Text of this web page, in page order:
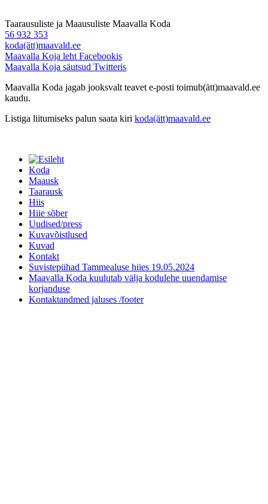
Taarausuliste ja Maausuliste Maavalla Koda
56 932 353
koda(ätt)maavald.ee
Maavalla Koja leht Facebookis
Maavalla Koja säutsud Twitteris
Maavalla Koda jagab jooksvalt teavet e-posti toimub(ätt)maavald.ee
kaudu.
Listiga liitumiseks palun saata kiri koda(ätt)maavald.ee
Koda
Maausk
Taarausk
Hiis
Hiie sõber
Uudised/press
Kuvavõistlused
Kuvad
Kontakt
Suvistepühad Tammealuse hiies 19.05.2024
Maavalla Koda kuulutab välja kodulehe uuendamise
korjanduse
Kontaktandmed jaluses /footer